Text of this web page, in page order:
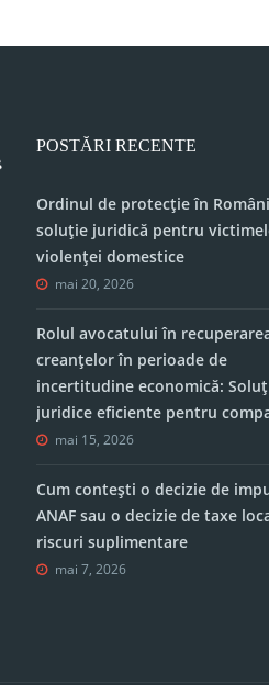
POSTĂRI RECENTE
Ordinul de protecție în
soluție juridică pentru
violenței domestice
mai 20, 2026
Rolul avocatului în
creanțelor în perioade de
incertitudine economică:
juridice eficiente pentru
mai 15, 2026
Cum contești o decizie de
ANAF sau o decizie de taxe
riscuri suplimentare
mai 7, 2026